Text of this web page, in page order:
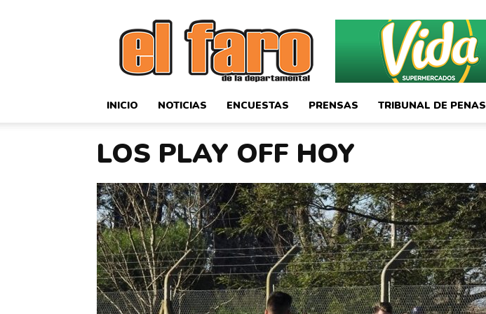
El
Faro
Deportivo
INICIO NOTICIAS ENCUESTAS PRENSAS TRIBUNAL DE PENAS
LOS PLAY OFF HOY